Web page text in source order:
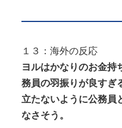
１３：海外の反応
ヨルはかなりのお金持
務員の羽振りが良すぎ
立たないように公務員
なさそう。